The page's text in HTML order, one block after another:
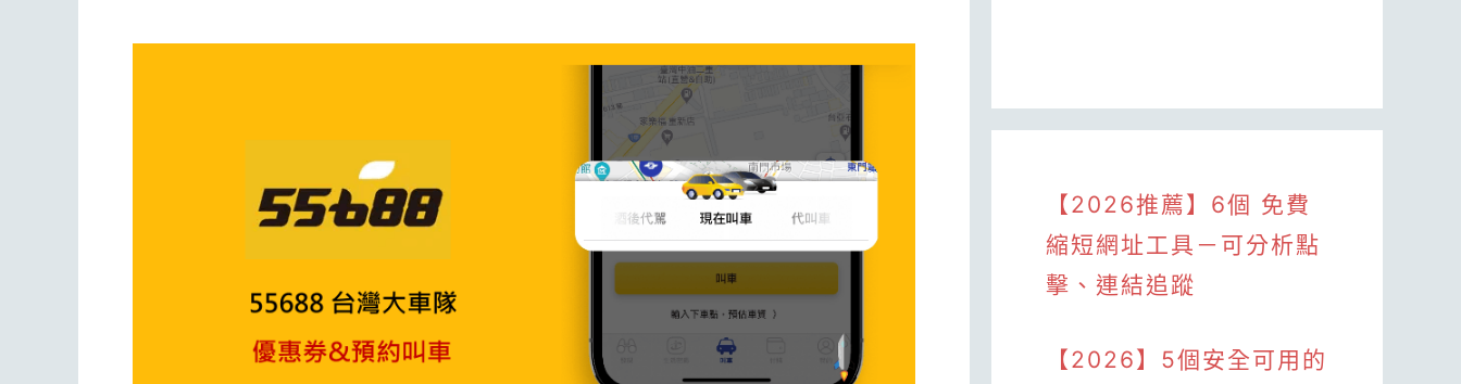
【2026推薦】6個 免費
縮短網址工具－可分析點
擊、連結追蹤
【2026】5個安全可用的